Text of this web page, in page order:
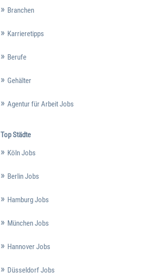
Branchen
Karrieretipps
Berufe
Gehälter
Agentur für Arbeit Jobs
Top Städte
Köln Jobs
Berlin Jobs
Hamburg Jobs
München Jobs
Hannover Jobs
Düsseldorf Jobs